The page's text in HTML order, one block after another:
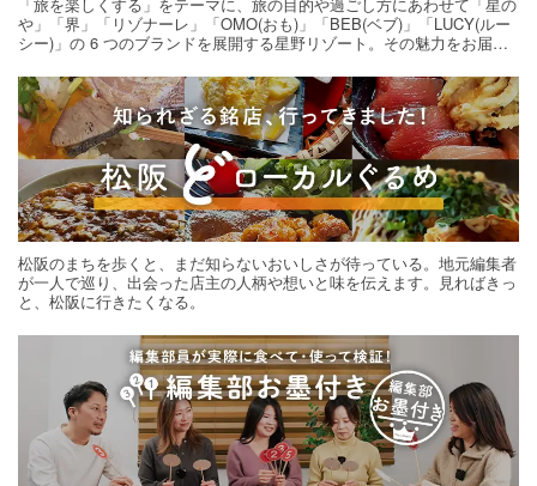
や」「界」「リゾナーレ」「OMO(おも)」「BEB(ベブ)」「LUCY(ルー
シー)」の 6 つのブランドを展開する星野リゾート。その魅力をお届け
松阪のまちを歩くと、まだ知らないおいしさが待っている。地元編集者
が一人で巡り、出会った店主の人柄や想いと味を伝えます。見ればきっ
と、松阪に行きたくなる。